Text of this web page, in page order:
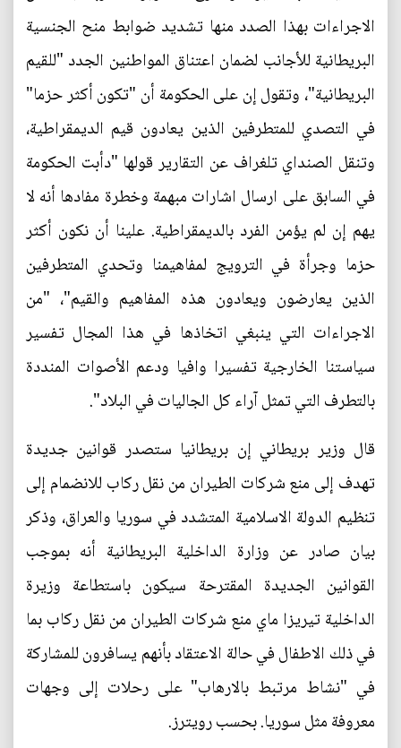
الاجراءات بهذا الصدد منها تشديد ضوابط منح الجنسية
البريطانية للأجانب لضمان اعتناق المواطنين الجدد "للقيم
البريطانية"، وتقول إن على الحكومة أن "تكون أكثر حزما"
في التصدي للمتطرفين الذين يعادون قيم الديمقراطية،
وتنقل الصنداي تلغراف عن التقارير قولها "دأبت الحكومة
في السابق على ارسال اشارات مبهمة وخطرة مفادها أنه لا
يهم إن لم يؤمن الفرد بالديمقراطية. علينا أن نكون أكثر
حزما وجرأة في الترويج لمفاهيمنا وتحدي المتطرفين
الذين يعارضون ويعادون هذه المفاهيم والقيم"، "من
الاجراءات التي ينبغي اتخاذها في هذا المجال تفسير
سياستنا الخارجية تفسيرا وافيا ودعم الأصوات المنددة
بالتطرف التي تمثل آراء كل الجاليات في البلاد".
قال وزير بريطاني إن بريطانيا ستصدر قوانين جديدة
تهدف إلى منع شركات الطيران من نقل ركاب للانضمام إلى
تنظيم الدولة الاسلامية المتشدد في سوريا والعراق، وذكر
بيان صادر عن وزارة الداخلية البريطانية أنه بموجب
القوانين الجديدة المقترحة سيكون باستطاعة وزيرة
الداخلية تيريزا ماي منع شركات الطيران من نقل ركاب بما
في ذلك الاطفال في حالة الاعتقاد بأنهم يسافرون للمشاركة
في "نشاط مرتبط بالارهاب" على رحلات إلى وجهات
معروفة مثل سوريا. بحسب رويترز.